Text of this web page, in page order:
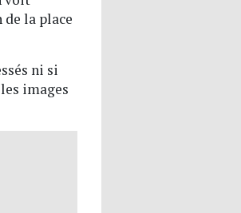
la place
ni si
images